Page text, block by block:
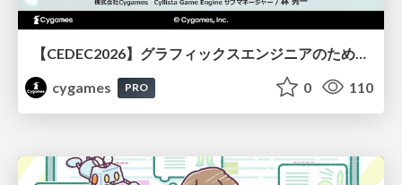
cygames
PRO 0 110